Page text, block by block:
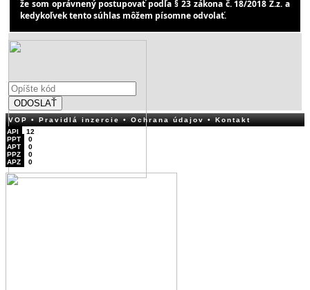
že som oprávnený postupovať podľa § 23 zákona č. 18/2018 Z.z. a
kedykoľvek tento súhlas môžem písomne odvolať.
ODOSLAŤ
VOP• Pravidlá inzercie• Ochrana údajov• Kontakt
API
12
PPT
0
APT
0
PPZ
0
APZ
0